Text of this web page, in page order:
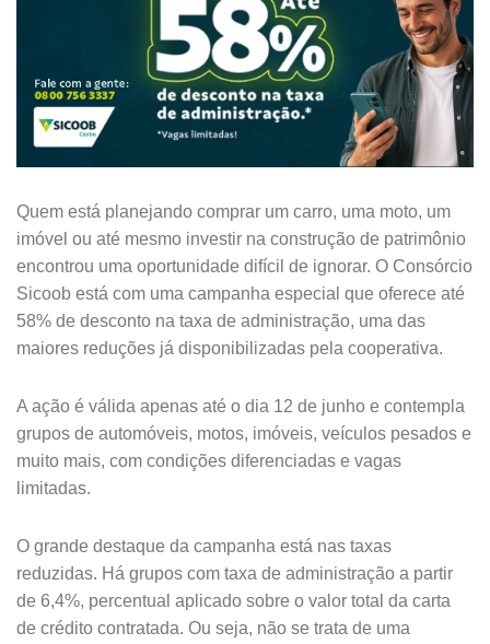
Quem está planejando comprar um carro, uma moto, um
imóvel ou até mesmo investir na construção de patrimônio
encontrou uma oportunidade difícil de ignorar. O Consórcio
Sicoob está com uma campanha especial que oferece até
58% de desconto na taxa de administração, uma das
maiores reduções já disponibilizadas pela cooperativa.
A ação é válida apenas até o dia 12 de junho e contempla
grupos de automóveis, motos, imóveis, veículos pesados e
muito mais, com condições diferenciadas e vagas
limitadas.
O grande destaque da campanha está nas taxas
reduzidas. Há grupos com taxa de administração a partir
de 6,4%, percentual aplicado sobre o valor total da carta
de crédito contratada. Ou seja, não se trata de uma